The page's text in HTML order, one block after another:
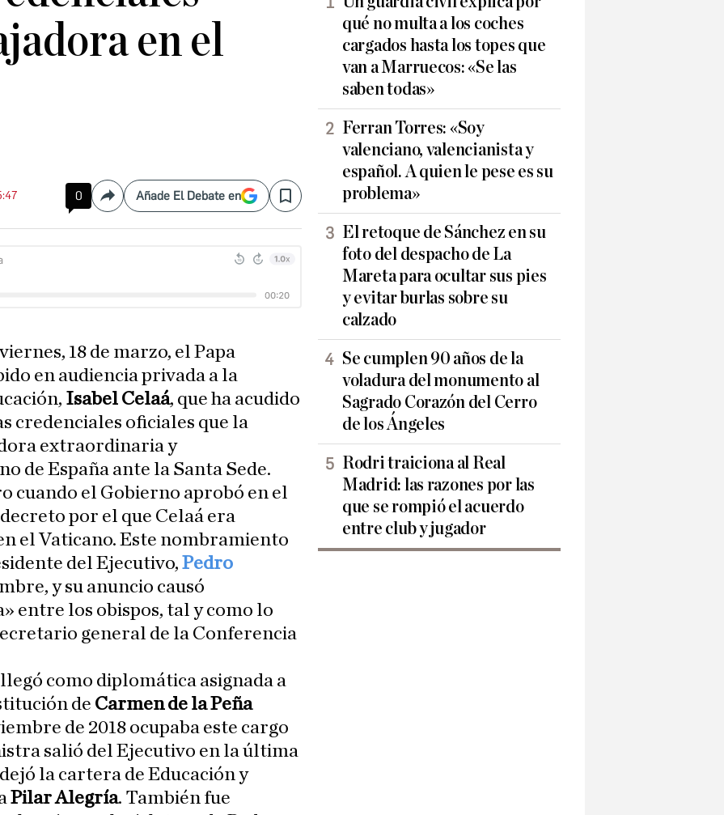
en el
0 CompartirAñade El Debate en Save
18 de marzo, el Papa
en audiencia privada a la
Isabel Celaá, que ha acudido
credenciales oficiales que la
extraordinaria y
de España ante la Santa Sede.
cuando el Gobierno aprobó en el
por el que Celaá era
el Vaticano. Este nombramiento
del Ejecutivo, Pedro
y su anuncio causó
entre los obispos, tal y como lo
general de la Conferencia
como diplomática asignada a
de Carmen de la Peña
de 2018 ocupaba este cargo
salió del Ejecutivo en la última
la cartera de Educación y
Pilar Alegría. También fue
qué no multa a los coches
cargados hasta los topes que
van a Marruecos: «Se las
saben todas»
Ferran Torres: «Soy
valenciano, valencianista y
español. A quien le pese es su
problema»
El retoque de Sánchez en su
foto del despacho de La
Mareta para ocultar sus pies
y evitar burlas sobre su
calzado
Se cumplen 90 años de la
voladura del monumento al
Sagrado Corazón del Cerro
de los Ángeles
Rodri traiciona al Real
Madrid: las razones por las
que se rompió el acuerdo
entre club y jugador